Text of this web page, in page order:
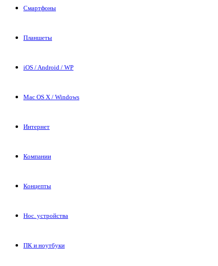
Смартфоны
Планшеты
iOS / Android / WP
Mac OS X / Windows
Интернет
Компании
Концепты
Нос. устройства
ПК и ноутбуки